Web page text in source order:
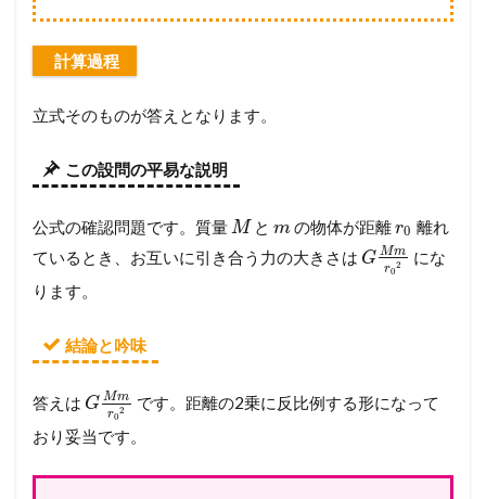
計算過程
立式そのものが答えとなります。
この設問の平易な説明
公式の確認問題です。質量Mと mの物体が距離r0 離れ
ているとき、お互いに引き合う力の大きさは G Mm
r0
2
にな
ります。
結論と吟味
答えは G Mm
r0
2
です。距離の2乗に反比例する形になって
おり妥当です。